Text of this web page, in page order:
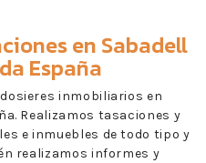
en Sabadell
España
inmobiliarios en
Realizamos tasaciones y
e inmuebles de todo tipo y
realizamos informes y